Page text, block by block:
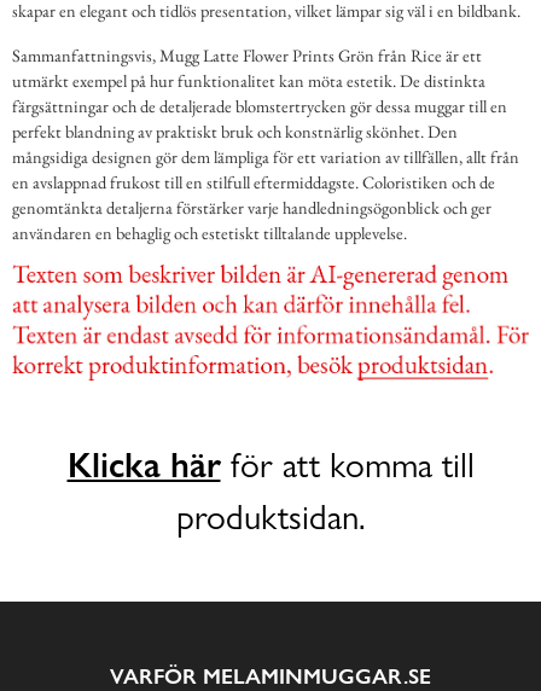
skapar en elegant och tidlös presentation, vilket lämpar sig väl i en bildbank.
Sammanfattningsvis, Mugg Latte Flower Prints Grön från Rice är ett
utmärkt exempel på hur funktionalitet kan möta estetik. De distinkta
färgsättningar och de detaljerade blomstertrycken gör dessa muggar till en
perfekt blandning av praktiskt bruk och konstnärlig skönhet. Den
mångsidiga designen gör dem lämpliga för ett variation av tillfällen, allt från
en avslappnad frukost till en stilfull eftermiddagste. Coloristiken och de
genomtänkta detaljerna förstärker varje handledningsögonblick och ger
användaren en behaglig och estetiskt tilltalande upplevelse.
Klicka härför att komma till
produktsidan.
VARFÖR MELAMINMUGGAR.SE